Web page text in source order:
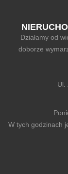
Działamy od
doborze
Ul.
W tych godzinach